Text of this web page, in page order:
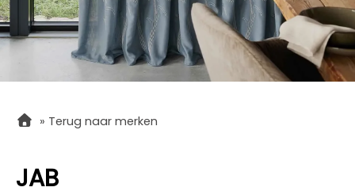
JAB
» Terug naar merken